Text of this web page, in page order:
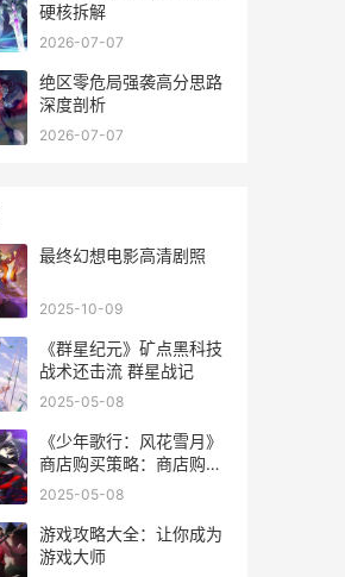
硬核拆解
2026-07-07
绝区零危局强袭高分思路
深度剖析
2026-07-07
最终幻想电影高清剧照
2025-10-09
《群星纪元》矿点黑科技
战术还击流 群星战记
2025-05-08
《少年歌行：风花雪月》
商店购买策略：商店购买
提议及性价比解析 少年歌
2025-05-08
游戏攻略大全：让你成为
游戏大师